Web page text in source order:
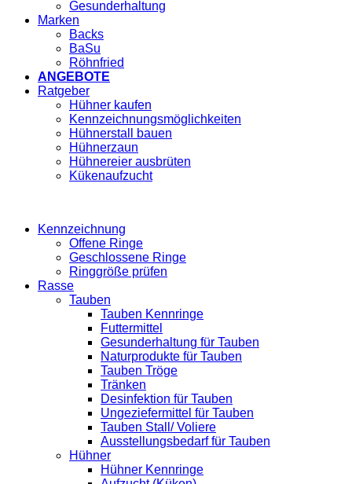
Gesunderhaltung
Marken
Backs
BaSu
Röhnfried
ANGEBOTE
Ratgeber
Hühner kaufen
Kennzeichnungsmöglichkeiten
Hühnerstall bauen
Hühnerzaun
Hühnereier ausbrüten
Kükenaufzucht
Kennzeichnung
Offene Ringe
Geschlossene Ringe
Ringgröße prüfen
Rasse
Tauben
Tauben Kennringe
Futtermittel
Gesunderhaltung für Tauben
Naturprodukte für Tauben
Tauben Tröge
Tränken
Desinfektion für Tauben
Ungeziefermittel für Tauben
Tauben Stall/ Voliere
Ausstellungsbedarf für Tauben
Hühner
Hühner Kennringe